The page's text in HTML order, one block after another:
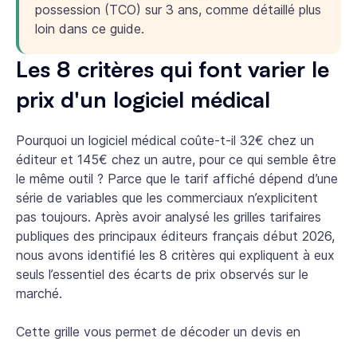
possession (TCO) sur 3 ans, comme détaillé plus
loin dans ce guide.
Les 8 critères qui font varier le
prix d'un logiciel médical
Pourquoi un logiciel médical coûte-t-il 32€ chez un
éditeur et 145€ chez un autre, pour ce qui semble être
le même outil ? Parce que le tarif affiché dépend d’une
série de variables que les commerciaux n’explicitent
pas toujours. Après avoir analysé les grilles tarifaires
publiques des principaux éditeurs français début 2026,
nous avons identifié les 8 critères qui expliquent à eux
seuls l’essentiel des écarts de prix observés sur le
marché.
Cette grille vous permet de décoder un devis en